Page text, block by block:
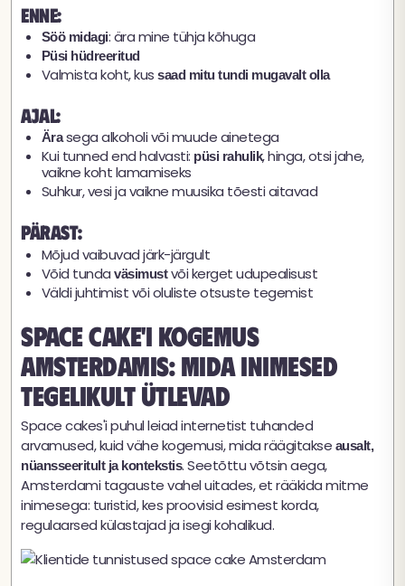
Enne:
Söö midagi: ära mine tühja kõhuga
Püsi hüdreeritud
Valmista koht, kus saad mitu tundi mugavalt olla
Ajal:
Ärasega alkoholi või muude ainetega
Kui tunned end halvasti: püsi rahulik, hinga, otsi jahe,
vaikne koht lamamiseks
Suhkur, vesi ja vaikne muusika tõesti aitavad
Pärast:
Mõjud vaibuvad järk-järgult
Võid tunda väsimustvõi kerget udupealisust
Väldi juhtimist või oluliste otsuste tegemist
Space cake'i kogemus
Amsterdamis: mida inimesed
tegelikult ütlevad
Space cakes'i puhul leiad internetist tuhanded
arvamused, kuid vähe kogemusi, mida räägitakse ausalt,
nüansseeritult ja kontekstis. Seetõttu võtsin aega,
Amsterdami tagauste vahel uitades, et rääkida mitme
inimesega: turistid, kes proovisid esimest korda,
regulaarsed külastajad ja isegi kohalikud.